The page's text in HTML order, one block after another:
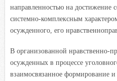
направленностью на достижение
системно-комплексным
осужденного, его
В организованной нравственно-
осужденных в процессе
взаимосвязанное формирование